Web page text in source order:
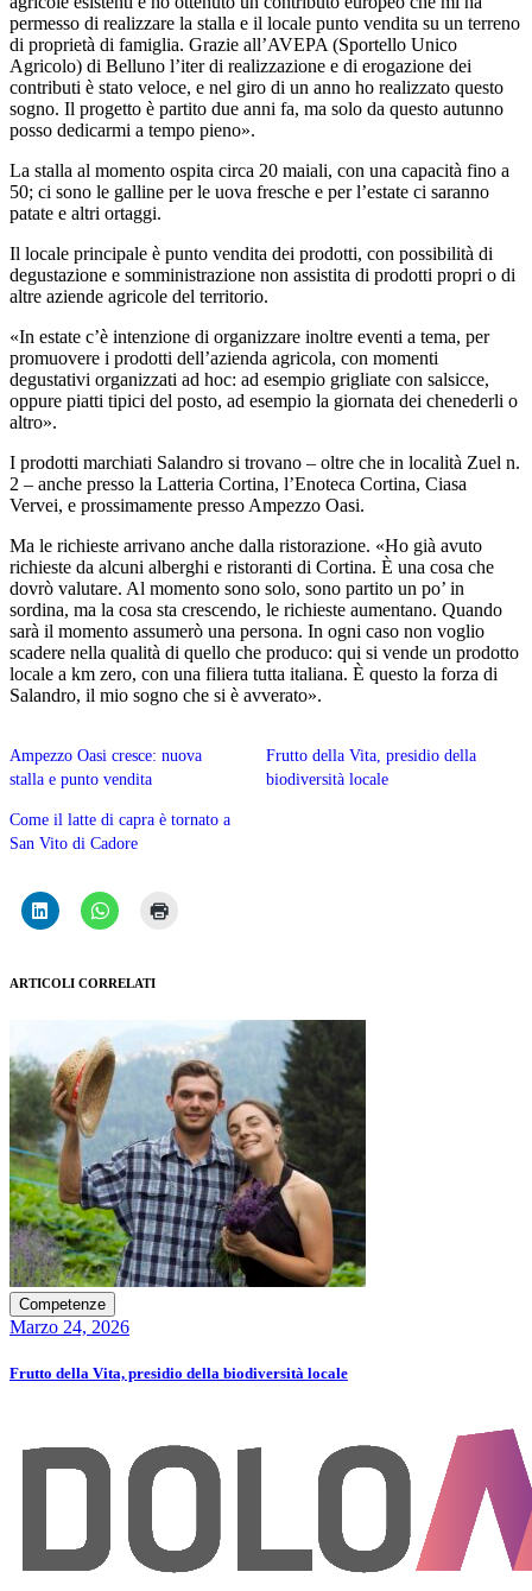
permesso di realizzare la stalla e il locale punto vendita su un terreno
di proprietà di famiglia. Grazie all’AVEPA (Sportello Unico
Agricolo) di Belluno l’iter di realizzazione e di erogazione dei
contributi è stato veloce, e nel giro di un anno ho realizzato questo
sogno. Il progetto è partito due anni fa, ma solo da questo autunno
posso dedicarmi a tempo pieno».
La stalla al momento ospita circa 20 maiali, con una capacità fino a
50; ci sono le galline per le uova fresche e per l’estate ci saranno
patate e altri ortaggi.
Il locale principale è punto vendita dei prodotti, con possibilità di
degustazione e somministrazione non assistita di prodotti propri o di
altre aziende agricole del territorio.
«In estate c’è intenzione di organizzare inoltre eventi a tema, per
promuovere i prodotti dell’azienda agricola, con momenti
degustativi organizzati ad hoc: ad esempio grigliate con salsicce,
oppure piatti tipici del posto, ad esempio la giornata dei chenederli o
altro».
I prodotti marchiati Salandro si trovano – oltre che in località Zuel n.
2 – anche presso la Latteria Cortina, l’Enoteca Cortina, Ciasa
Vervei, e prossimamente presso Ampezzo Oasi.
Ma le richieste arrivano anche dalla ristorazione. «Ho già avuto
richieste da alcuni alberghi e ristoranti di Cortina. È una cosa che
dovrò valutare. Al momento sono solo, sono partito un po’ in
sordina, ma la cosa sta crescendo, le richieste aumentano. Quando
sarà il momento assumerò una persona. In ogni caso non voglio
scadere nella qualità di quello che produco: qui si vende un prodotto
locale a km zero, con una filiera tutta italiana. È questo la forza di
Salandro, il mio sogno che si è avverato».
Ampezzo Oasi cresce: nuova
stalla e punto vendita
Frutto della Vita, presidio della
biodiversità locale
Come il latte di capra è tornato a
San Vito di Cadore
ARTICOLI CORRELATI
Competenze
Marzo 24, 2026
Frutto della Vita, presidio della biodiversità locale